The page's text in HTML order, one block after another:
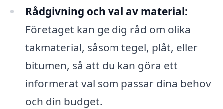
Rådgivning och val av material:
Företaget kan ge dig råd om olika
takmaterial, såsom tegel, plåt, eller
bitumen, så att du kan göra ett
informerat val som passar dina behov
och din budget.